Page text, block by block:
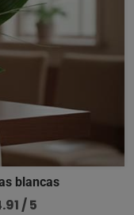
blancas
/ 5